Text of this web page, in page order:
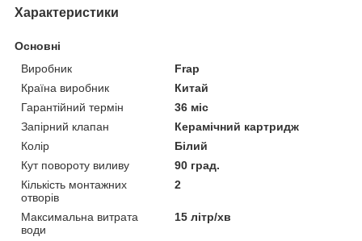
Характеристики
Основні
Виробник
Frap
Країна виробник
Китай
Гарантійний термін
36 міс
Запірний клапан
Керамічний картридж
Колір
Білий
Кут повороту виливу
90 град.
Кількість монтажних
отворів
2
Максимальна витрата
води
15 літр/хв